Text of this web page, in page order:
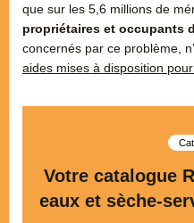
que sur les 5,6 millions de
propriétaires et occupants
concernés par ce problème,
aides mises à disposition
Votre catalogue
eaux et sèche-